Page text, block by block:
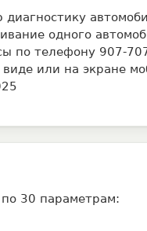
одного
по телефону 907-
или на экране
30 параметрам: